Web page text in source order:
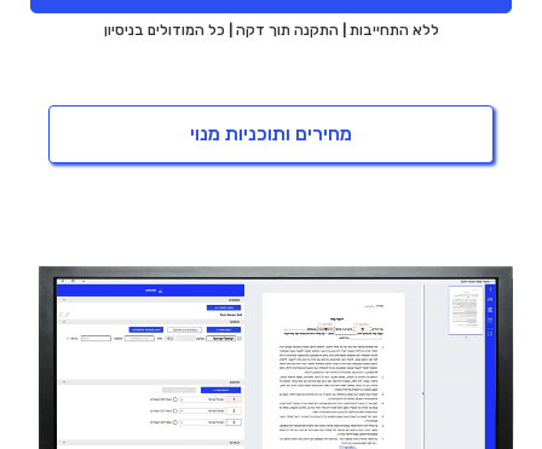
ללא התחייבות | התקנה תוך דקה | כל המודולים בניסיון
מחירים ותוכניות מנוי